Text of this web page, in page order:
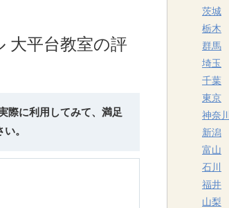
大平台教室の評
際に利用してみて、満足
。
茨城
栃木
群馬
埼玉
千葉
東京
神奈川
新潟
富山
石川
福井
山梨